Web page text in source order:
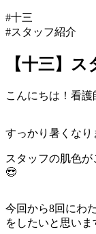
#十三
#スタッフ紹介
【十三】
こんにちは！看
すっかり暑くなり
スタッフの肌色
😎
今回から8回にわ
をしたいと思いま